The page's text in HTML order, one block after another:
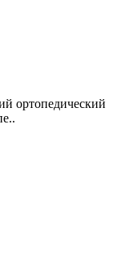
ортопедический